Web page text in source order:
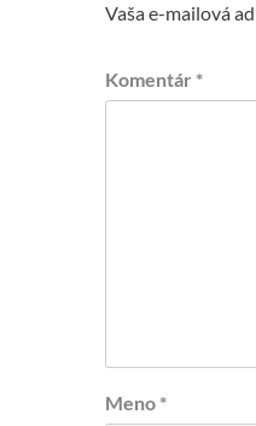
Vaša e-mailová
Komentár *
Meno *